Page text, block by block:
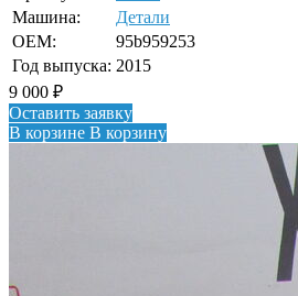
Машина:
Детали
OEM:
95b959253
Год выпуска: 2015
9 000 ₽
Оставить заявку
В корзине В корзину